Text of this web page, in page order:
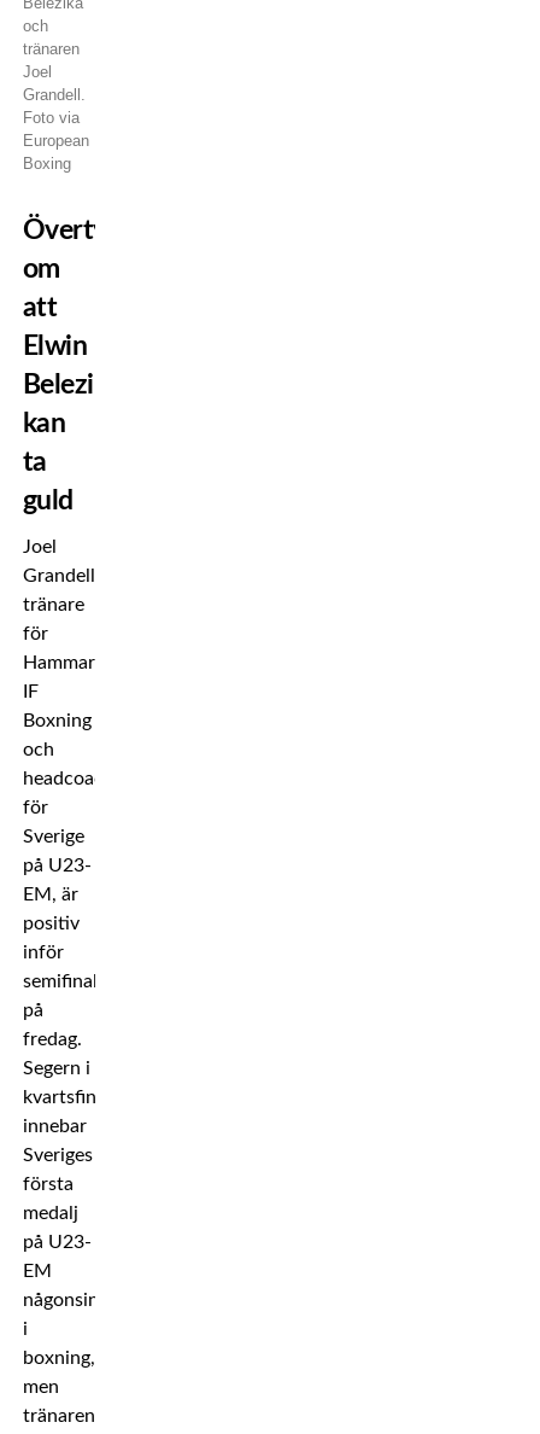
och
tränaren
Joel
Grandell.
Foto via
European
Boxing
Övertygad
om
att
Elwin
Belezika
kan
ta
guld
Joel
Grandell,
tränare
för
Hammarby
IF
Boxning
och
headcoach
för
Sverige
på U23-
EM, är
positiv
inför
semifinalen
på
fredag.
Segern i
kvartsfinalen
innebar
Sveriges
första
medalj
på U23-
EM
någonsin
i
boxning,
men
tränaren